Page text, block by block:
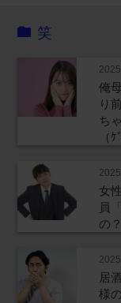
笑
俺
り
ち
（
女
員
の
居
様